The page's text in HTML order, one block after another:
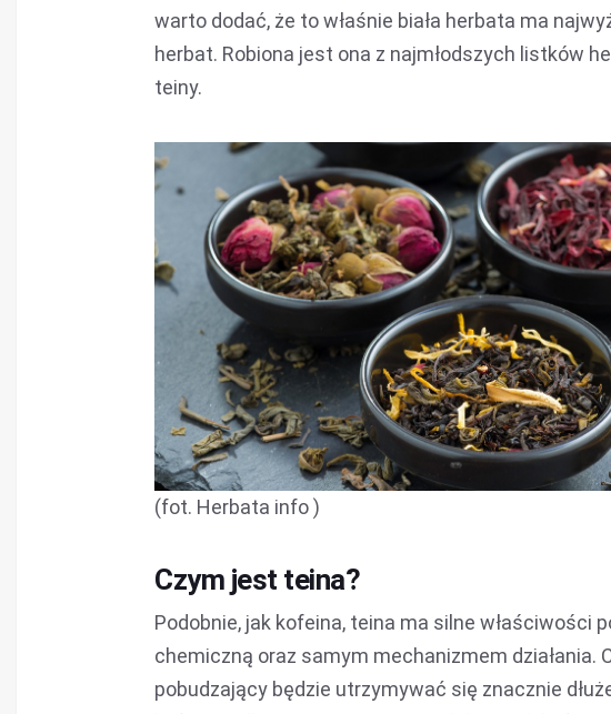
warto dodać, że to właśnie biała herbata ma
herbat. Robiona jest ona z najmłodszych listków
teiny.
(fot. Herbata info )
Czym jest teina?
Podobnie, jak kofeina, teina ma silne właściwości
chemiczną oraz samym mechanizmem działania.
pobudzający będzie utrzymywać się znacznie